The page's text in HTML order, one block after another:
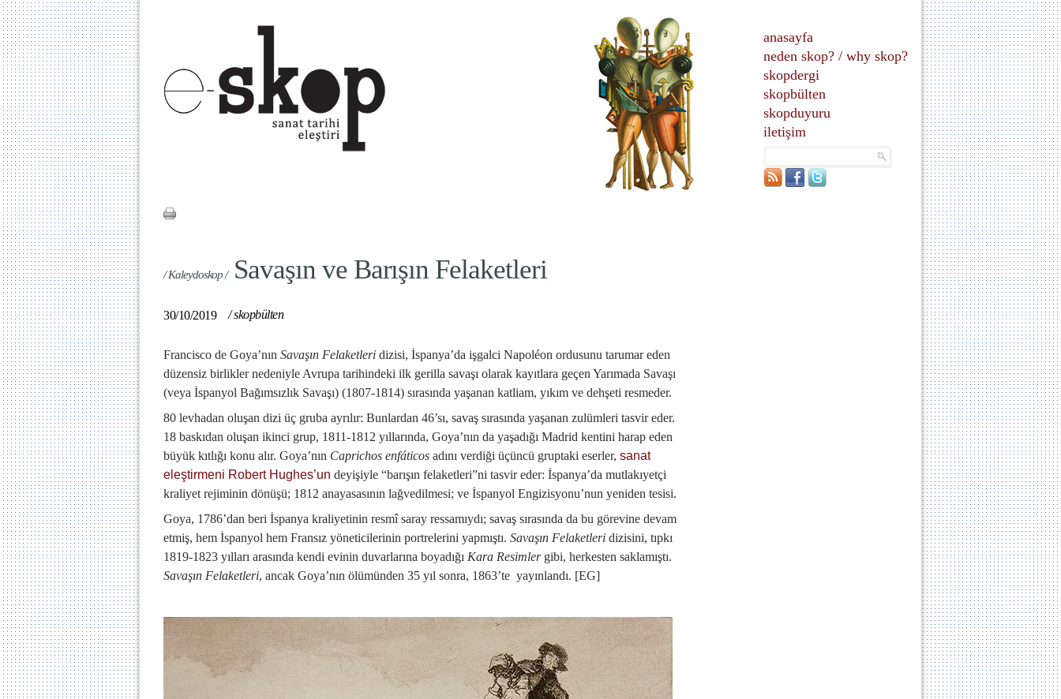
anasayfa
neden skop? / why skop?
skopdergi
skopbülten
skopduyuru
iletişim
/ Kaleydoskop /Savaşın ve Barışın Felaketleri
30/10/2019 /skopbülten
Francisco de Goya’nın Savaşın Felaketleri dizisi, İspanya’da işgalci Napoléon ordusunu tarumar eden
düzensiz birlikler nedeniyle Avrupa tarihindeki ilk gerilla savaşı olarak kayıtlara geçen Yarımada Savaşı
(veya İspanyol Bağımsızlık Savaşı) (1807-1814) sırasında yaşanan katliam, yıkım ve dehşeti resmeder.
80 levhadan oluşan dizi üç gruba ayrılır: Bunlardan 46’sı, savaş sırasında yaşanan zulümleri tasvir eder.
18 baskıdan oluşan ikinci grup, 1811-1812 yıllarında, Goya’nın da yaşadığı Madrid kentini harap eden
büyük kıtlığı konu alır. Goya’nın Caprichos enfáticos adını verdiği üçüncü gruptaki eserler, sanat
eleştirmeni Robert Hughes’un deyişiyle “barışın felaketleri”ni tasvir eder: İspanya’da mutlakıyetçi
kraliyet rejiminin dönüşü; 1812 anayasasının lağvedilmesi; ve İspanyol Engizisyonu’nun yeniden tesisi.
Goya, 1786’dan beri İspanya kraliyetinin resmî saray ressamıydı; savaş sırasında da bu görevine devam
etmiş, hem İspanyol hem Fransız yöneticilerinin portrelerini yapmıştı. Savaşın Felaketleri dizisini, tıpkı
1819-1823 yılları arasında kendi evinin duvarlarına boyadığı Kara Resimlergibi, herkesten saklamıştı.
Savaşın Felaketleri, ancak Goya’nın ölümünden 35 yıl sonra, 1863’te yayınlandı. [EG]